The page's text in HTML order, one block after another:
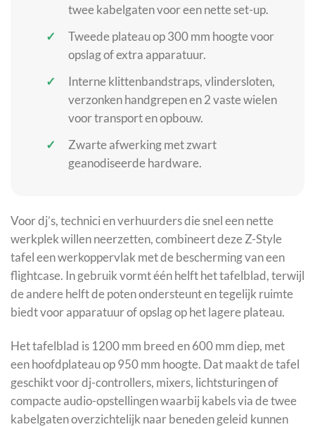
twee kabelgaten voor een nette set-up.
Tweede plateau op 300 mm hoogte voor
opslag of extra apparatuur.
Interne klittenbandstraps, vlindersloten,
verzonken handgrepen en 2 vaste wielen
voor transport en opbouw.
Zwarte afwerking met zwart
geanodiseerde hardware.
Voor dj’s, technici en verhuurders die snel een nette
werkplek willen neerzetten, combineert deze Z-Style
tafel een werkoppervlak met de bescherming van een
flightcase. In gebruik vormt één helft het tafelblad, terwijl
de andere helft de poten ondersteunt en tegelijk ruimte
biedt voor apparatuur of opslag op het lagere plateau.
Het tafelblad is 1200 mm breed en 600 mm diep, met
een hoofdplateau op 950 mm hoogte. Dat maakt de tafel
geschikt voor dj-controllers, mixers, lichtsturingen of
compacte audio-opstellingen waarbij kabels via de twee
kabelgaten overzichtelijk naar beneden geleid kunnen